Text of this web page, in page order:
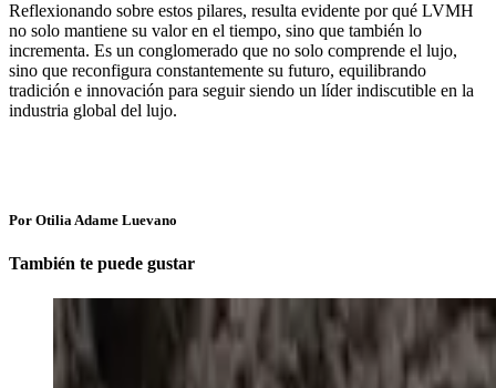
Reflexionando sobre estos pilares, resulta evidente por qué LVMH
no solo mantiene su valor en el tiempo, sino que también lo
incrementa. Es un conglomerado que no solo comprende el lujo,
sino que reconfigura constantemente su futuro, equilibrando
tradición e innovación para seguir siendo un líder indiscutible en la
industria global del lujo.
Por Otilia Adame Luevano
También te puede gustar